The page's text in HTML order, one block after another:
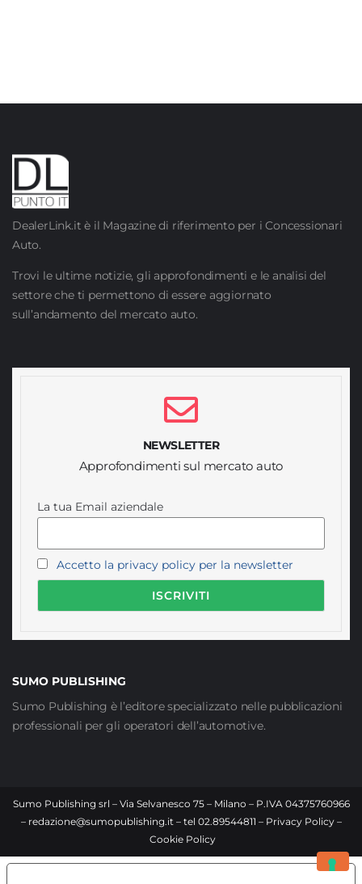
DealerLink.it è il Magazine di riferimento per i Concessionari
Auto.
Trovi le ultime notizie, gli approfondimenti e le analisi del
settore che ti permettono di essere aggiornato
sull’andamento del mercato auto.
NEWSLETTER
Approfondimenti sul mercato auto
La tua Email aziendale
Accetto la privacy policy per la newsletter
SUMO PUBLISHING
Sumo Publishing è l’editore specializzato nelle pubblicazioni
professionali per gli operatori dell’automotive.
Sumo Publishing srl – Via Selvanesco 75 – Milano – P.IVA 04375760966
– redazione@sumopublishing.it– tel 02.89544811 – Privacy Policy–
Cookie Policy